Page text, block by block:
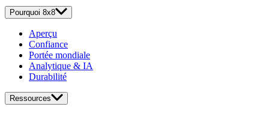
Pourquoi 8x8
Aperçu
Confiance
Portée mondiale
Analytique & IA
Durabilité
Ressources